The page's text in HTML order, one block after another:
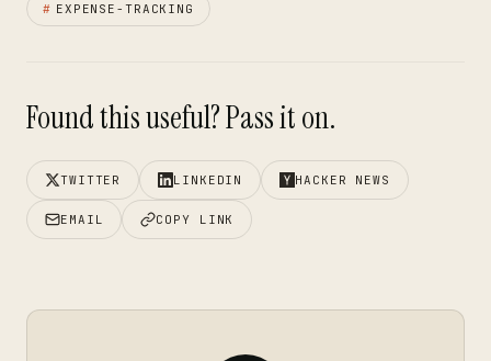
# EXPENSE-TRACKING
Found this useful? Pass it on.
TWITTER LINKEDIN HACKER NEWS
EMAIL COPY LINK